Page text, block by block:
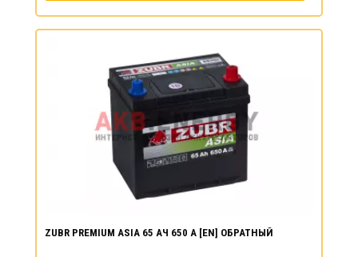
ZUBR PREMIUM ASIA 65 АЧ 650 А [EN] ОБРАТНЫЙ